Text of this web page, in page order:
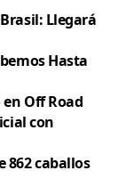
Llegará
Hasta
Off Road
con
862 caballos